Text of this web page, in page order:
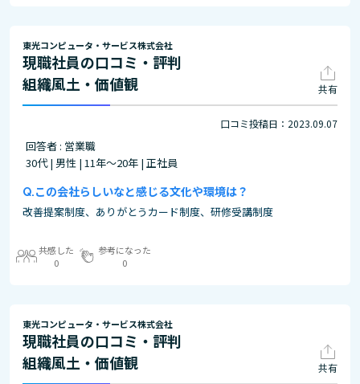
東光コンピュータ・サービス株式会社
現職社員の口コミ・評判
組織風土・価値観
共有
口コミ投稿日：2023.09.07
回答者 : 営業職
30代 | 男性 | 11年～20年 | 正社員
この会社らしいなと感じる文化や環境は？
改善提案制度、ありがとうカード制度、研修受講制度
共感した
0
参考になった
0
東光コンピュータ・サービス株式会社
現職社員の口コミ・評判
組織風土・価値観
共有